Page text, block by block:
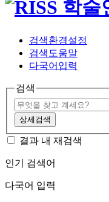
검색환경설정
검색도움말
다국어입력
검색
상세검색
결과 내 재검색
인기 검색어
다국어 입력